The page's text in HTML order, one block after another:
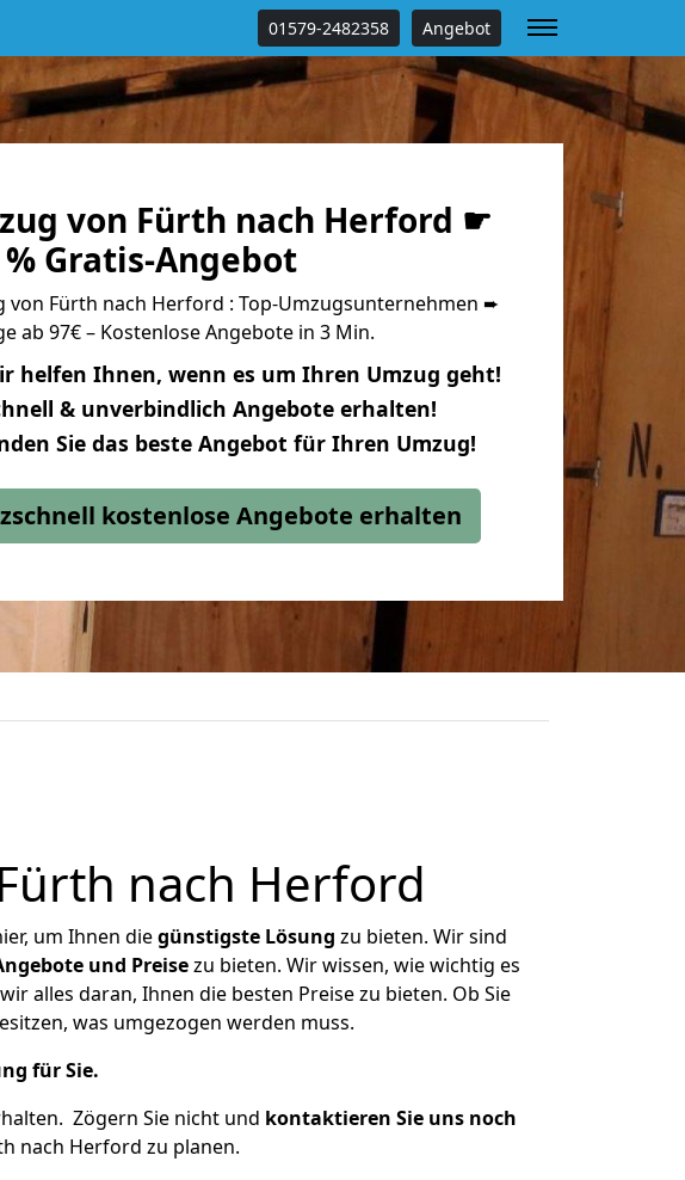
01579-2482358 Angebot
von Fürth nach Herford ☛
% Gratis-Angebot
von Fürth nach Herford : Top-Umzugsunternehmen ➨
ab 97€ – Kostenlose Angebote in 3 Min.
helfen Ihnen, wenn es um Ihren Umzug geht!
& unverbindlich Angebote erhalten!
Sie das beste Angebot für Ihren Umzug!
kostenlose Angebote erhalten
nach Herford
um Ihnen diegünstigste Lösung zu bieten. Wir sind
und Preisezu bieten. Wir wissen, wie wichtig es
alles daran, Ihnen die besten Preise zu bieten. Ob Sie
was umgezogen werden muss.
für Sie.
Zögern Sie nicht und kontaktieren Sie uns noch
nach Herford zu planen.